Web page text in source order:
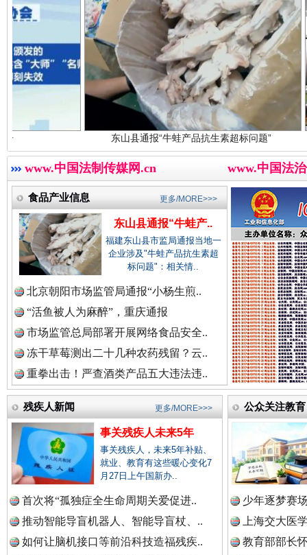
中国视频新闻网.
中国廉政法纪网.
中国律师在线.
中国参政网.中
世界屋脊 天路回响 永
红船起航处 潮起向未来 广州首
三年瞒报超千万 隐匿收入偷税被查处..
东山县通报“牛蛙产品抗生素超标问题”
www.中国法制传媒网.cn www.中国法
食品产业信息
东山县通报“牛蛙产..
福建东山县市监局通报当地一
企业涉及"牛蛙产品抗生素超
标问题"：相关情..
北京朝阳市场监管局通报“小杨生煎..
“活鱼被人为麻醉”，重庆通报
市场监管总局部署开展网络食品安全..
冻干草莓测出二十几种农药残留？云..
重拳出击！严查酒类产品五大违法违..
更多/MORE>>>
残疾人新闻
事关残疾人未来5年
事关残疾人，未来5年补贴、
就业、教育有这些暖心变化7
月27日上午国新办..
首次将“孤独症全生命周期关爱促进..
推动智能导盲机器人、智能导盲杖、..
如何让脑机接口等前沿科技造福残疾..
更多/MORE>>> 公众关注教育
少年逐梦赛
上海交大医
教育部部长